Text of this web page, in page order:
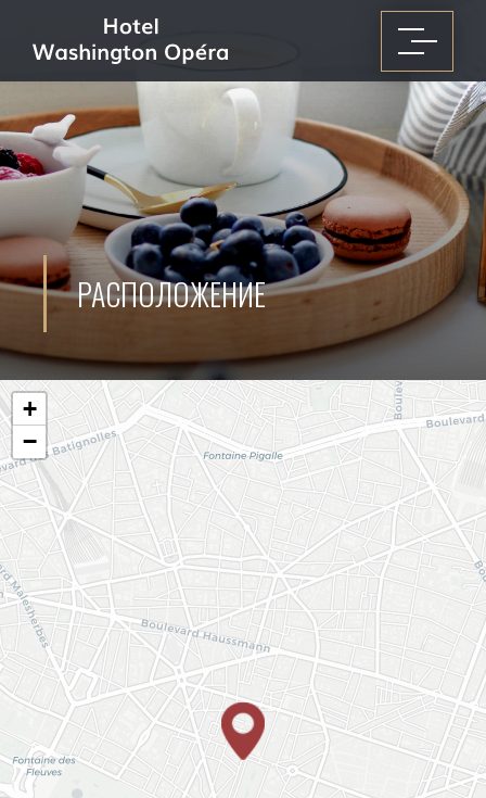
РАСПОЛОЖЕНИЕ
+
−